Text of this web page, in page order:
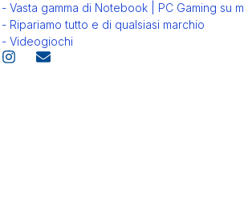
- Vasta gamma di Notebook | PC Gaming su
- Ripariamo tutto e di qualsiasi marchio
- Videogiochi